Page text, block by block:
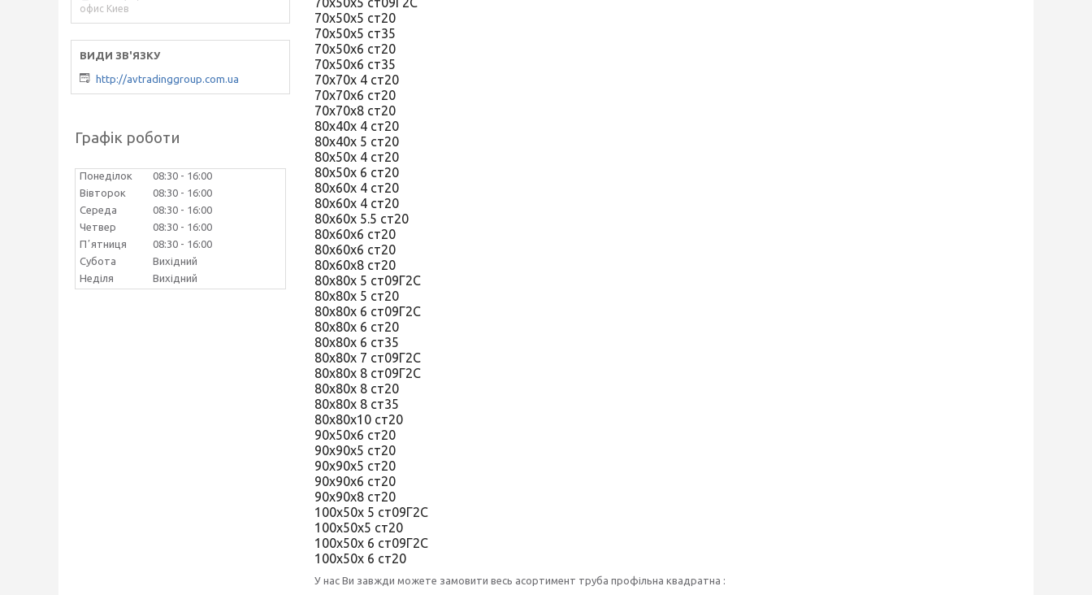
70х50х5 ст20
70х50х5 ст35
70х50х6 ст20
70х50х6 ст35
70х70х 4 ст20
70х70х6 ст20
70х70х8 ст20
80х40х 4 ст20
80х40х 5 ст20
80х50х 4 ст20
80х50х 6 ст20
80х60х 4 ст20
80х60х 4 ст20
80х60х 5.5 ст20
80х60х6 ст20
80х60х6 ст20
80х60х8 ст20
80х80х 5 ст09Г2С
80х80х 5 ст20
80х80х 6 ст09Г2С
80х80х 6 ст20
80х80х 6 ст35
80х80х 7 ст09Г2С
80х80х 8 ст09Г2С
80х80х 8 ст20
80х80х 8 ст35
80х80х10 ст20
90х50х6 ст20
90х90х5 ст20
90х90х5 ст20
90х90х6 ст20
90х90х8 ст20
100х50х 5 ст09Г2С
100х50х5 ст20
100х50х 6 ст09Г2С
100х50х 6 ст20
У нас Ви завжди можете замовити весь асортимент труба профільна квадратна :
офис Киев
http://avtradinggroup.com.ua
Графік роботи
Понеділок 08:30
16:00
Вівторок
08:30
16:00
Середа
08:30
16:00
Четвер
08:30
16:00
Пʼятниця
08:30
16:00
Субота
Вихідний
Неділя
Вихідний